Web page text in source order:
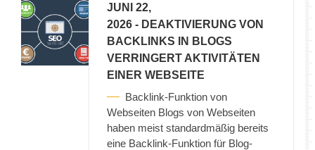
JUNI 22,
2026 - DEAKTIVIERUNG VON
BACKLINKS IN BLOGS
VERRINGERT AKTIVITÄTEN
EINER WEBSEITE
Backlink-Funktion von
Webseiten Blogs von Webseiten
haben meist standardmäßig bereits
eine Backlink-Funktion für Blog-